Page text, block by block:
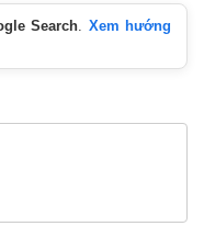
Search. Xem hướng